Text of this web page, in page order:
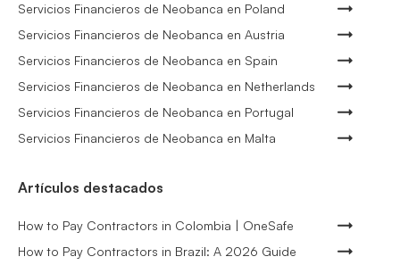
Servicios Financieros de Neobanca en Poland
Servicios Financieros de Neobanca en Austria
Servicios Financieros de Neobanca en Spain
Servicios Financieros de Neobanca en Netherlands
Servicios Financieros de Neobanca en Portugal
Servicios Financieros de Neobanca en Malta
Artículos destacados
How to Pay Contractors in Colombia | OneSafe
How to Pay Contractors in Brazil: A 2026 Guide